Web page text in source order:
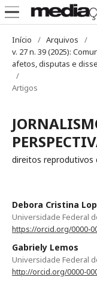
Início / Arquivos
/
v. 27 n. 39 (2025):
afetos, disputas e
/
Artigos
direitos reprodutivos
Debora Cristina
Universidade Federal
https://orcid.org/0000-
Gabriely Lemos
Universidade Federal
http://orcid.org/0000-